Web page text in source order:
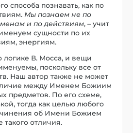
способа познавать, как по
Мы познаем не по
и по действиям, – учит
сущности по их
энергиям.
логике В. Мосса, и вещи
поскольку все от
Наш автор также не может
между Именем Божиим
предметов. По его схеме,
тогда как целью любого
об Имени Божием
такого отличия.